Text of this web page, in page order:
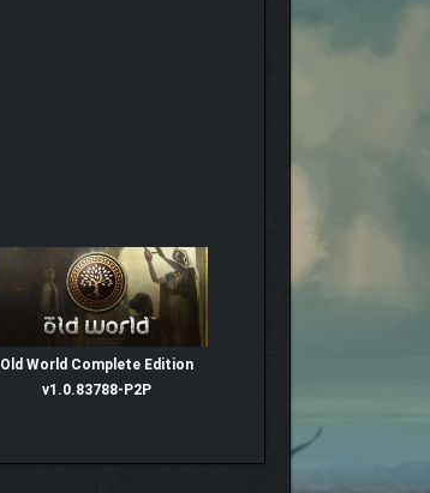
Old World Complete Edition
v1.0.83788-P2P